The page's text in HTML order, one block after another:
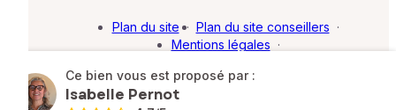
Ce bien vous est proposé par :
Isabelle Pernot
Plan du site · Plan du site conseillers ·
Mentions légales ·
Barème d'honoraires · Paramétrer mes cookies